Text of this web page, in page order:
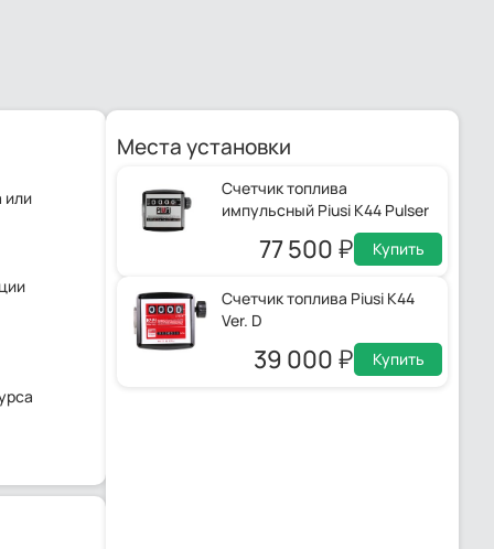
или
Места установки
Счетчик топлива
импульсный Piusi K44 Pulser
77 500 Купить
Счетчик топлива Piusi K44
Ver. D
39 000 Купить